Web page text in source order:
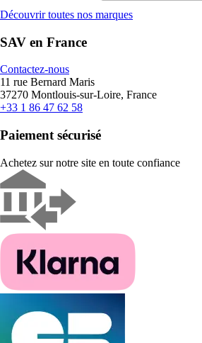
Découvrir toutes nos marques
SAV en France
Contactez-nous
11 rue Bernard Maris
37270 Montlouis-sur-Loire, France
+33 1 86 47 62 58
Paiement sécurisé
Achetez sur notre site en toute confiance